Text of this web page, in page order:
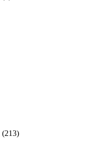
(213)